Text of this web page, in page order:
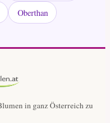
Oberthan
in ganz Österreich zu